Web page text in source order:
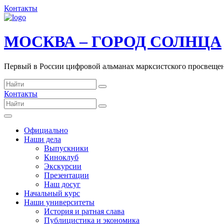
Контакты
МОСКВА – ГОРОД СОЛНЦА
Первый в России цифровой альманах марксистского
Контакты
Официально
Наши дела
Выпускники
Киноклуб
Экскурсии
Презентации
Наш досуг
Начальный курс
Наши университеты
История и ратная слава
Публицистика и экономика